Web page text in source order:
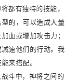
都有独特的技能，
的，可以造成大量
血或增加攻击力；
速他们的行动。我
来搭配。
斗中，神将之间的